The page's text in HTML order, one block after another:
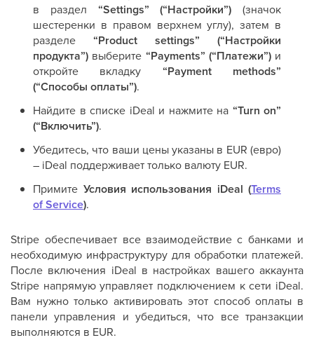
в раздел “Settings” (“Настройки”) (значок
шестеренки в правом верхнем углу), затем в
разделе “Product settings” (“Настройки
продукта”) выберите “Payments” (“Платежи”)и
откройте вкладку “Payment methods”
(“Способы оплаты”).
Найдите в списке iDeal и нажмите на “Turn on”
(“Включить”).
Убедитесь, что ваши цены указаны в EUR (евро)
– iDeal поддерживает только валюту EUR.
Примите Условия использования iDeal (Terms
of Service).
Stripe обеспечивает все взаимодействие с банками и
необходимую инфраструктуру для обработки платежей.
После включения iDeal в настройках вашего аккаунта
Stripe напрямую управляет подключением к сети iDeal.
Вам нужно только активировать этот способ оплаты в
панели управления и убедиться, что все транзакции
выполняются в EUR.